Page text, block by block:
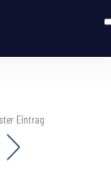
Eintrag